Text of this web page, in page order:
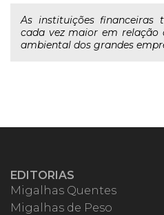
As instituições financeiras
cada vez maior em relação
ambiental dos grandes
EDITORIAS
Migalhas Quentes
Migalhas de Peso